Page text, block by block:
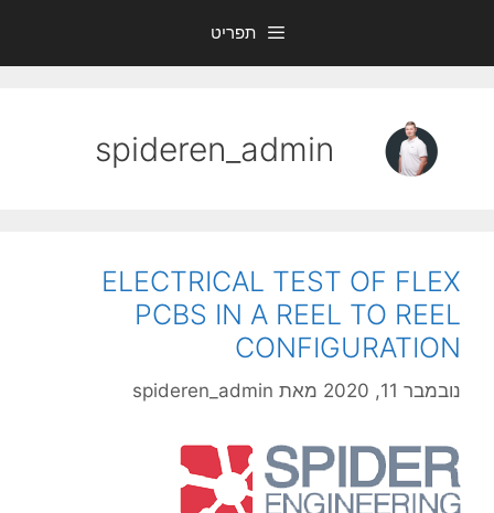
תפריט
spideren_admin
ELECTRICAL TEST OF FLEX
PCBS IN A REEL TO REEL
CONFIGURATION
נובמבר 11, 2020 מאת spideren_admin